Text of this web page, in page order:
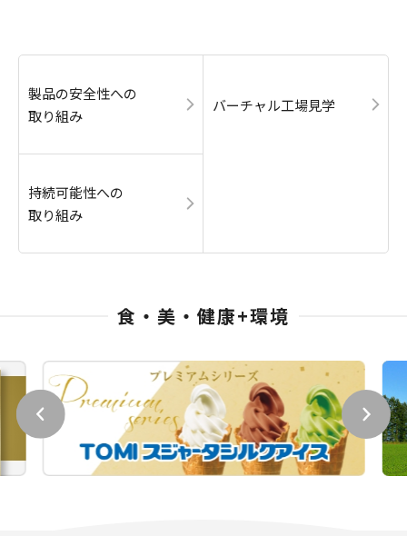
製品の安全性への
取り組み
バーチャル工場見学
持続可能性への
取り組み
食・美・健康+環境